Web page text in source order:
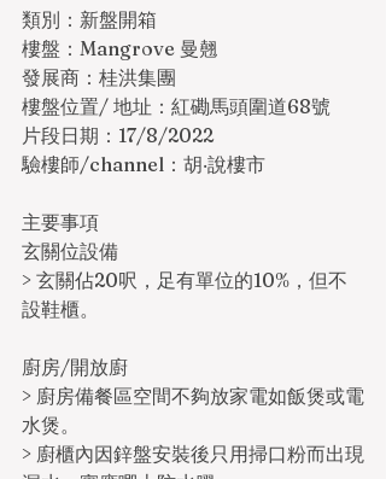
類別：新盤開箱
樓盤：Mangrove 曼翹
發展商：桂洪集團
樓盤位置/ 地址：紅磡馬頭圍道68號
片段日期：17/8/2022
驗樓師/channel：胡‧說樓市
主要事項
玄關位設備
> 玄關佔20呎，足有單位的10%，但不
設鞋櫃。
廚房/開放廚
> 廚房備餐區空間不夠放家電如飯煲或電
水煲。
> 廚櫃內因鋅盤安裝後只用掃口粉而出現